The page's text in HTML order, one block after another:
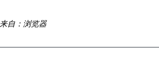
来自：浏览器